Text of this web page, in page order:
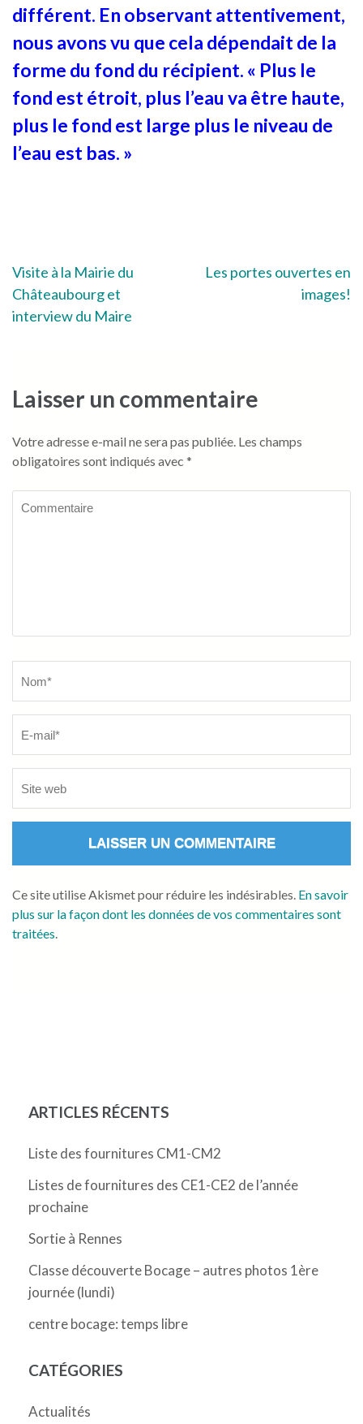
différent. En observant attentivement,
nous avons vu que cela dépendait de la
forme du fond du récipient. « Plus le
fond est étroit, plus l’eau va être haute,
plus le fond est large plus le niveau de
l’eau est bas. »
Navigation
de
Visite à la Mairie du
Châteaubourg et
interview du Maire
Les portes ouvertes en
images!
Laisser un commentaire
Votre adresse e-mail ne sera pas publiée. Les champs
obligatoires sont indiqués avec *
Ce site utilise Akismet pour réduire les indésirables. En savoir
plus sur la façon dont les données de vos commentaires sont
traitées.
ARTICLES RÉCENTS
Liste des fournitures CM1-CM2
Listes de fournitures des CE1-CE2 de l’année
prochaine
Sortie à Rennes
Classe découverte Bocage – autres photos 1ère
journée (lundi)
centre bocage: temps libre
CATÉGORIES
Actualités